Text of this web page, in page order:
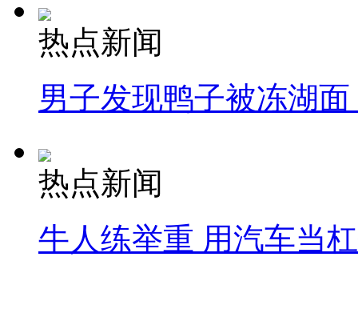
热点新闻
男子发现鸭子被冻湖
热点新闻
牛人练举重 用汽车当